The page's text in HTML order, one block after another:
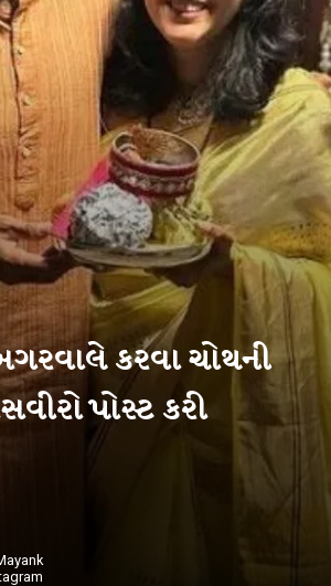
કરવા ચોથની
તસવીરો પોસ્ટ કરી